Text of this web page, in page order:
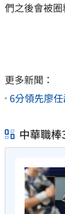
們之後會被圈
更多新聞：
6分領先廖
中華職